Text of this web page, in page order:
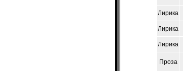
Лирика
Лирика
Лирика
Проза